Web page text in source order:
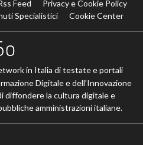
Feed
Privacy e Cookie Policy
Specialistici
Cookie Center
in Italia di testate e portali
Digitale e dell’Innovazione
diffondere la cultura digitale e
amministrazioni italiane.